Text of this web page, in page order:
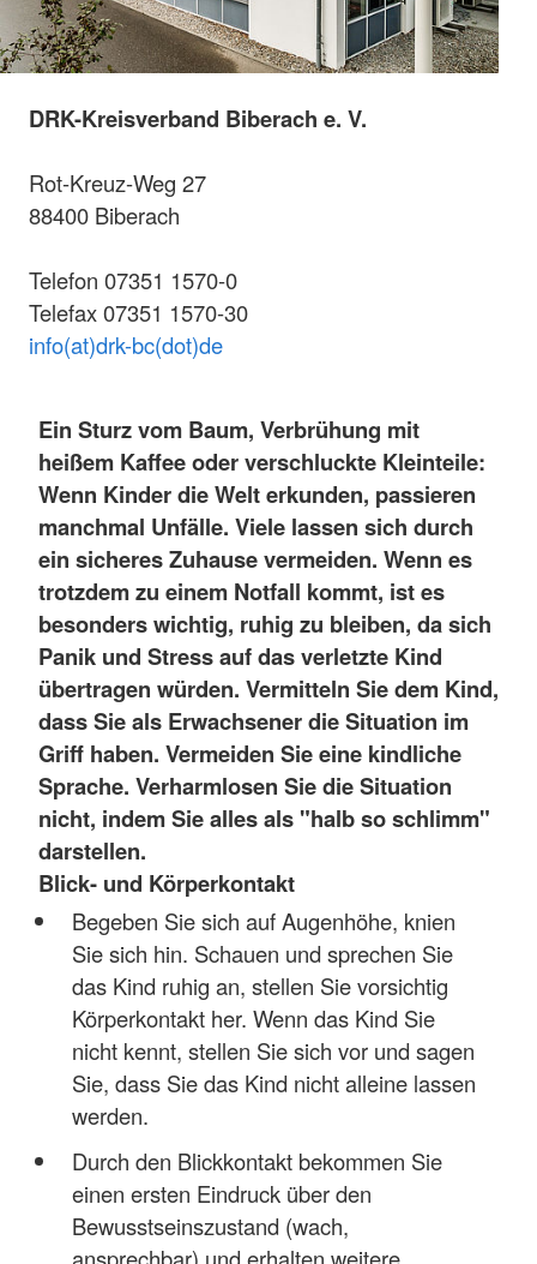
DRK-Kreisverband Biberach e. V.
Rot-Kreuz-Weg 27
88400 Biberach
Telefon 07351 1570-0
Telefax 07351 1570-30
info(at)drk-bc(dot)de
Ein Sturz vom Baum, Verbrühung mit
heißem Kaffee oder verschluckte Kleinteile:
Wenn Kinder die Welt erkunden, passieren
manchmal Unfälle. Viele lassen sich durch
ein sicheres Zuhause vermeiden. Wenn es
trotzdem zu einem Notfall kommt, ist es
besonders wichtig, ruhig zu bleiben, da sich
Panik und Stress auf das verletzte Kind
übertragen würden. Vermitteln Sie dem Kind,
dass Sie als Erwachsener die Situation im
Griff haben. Vermeiden Sie eine kindliche
Sprache. Verharmlosen Sie die Situation
nicht, indem Sie alles als "halb so schlimm"
darstellen.
Blick- und Körperkontakt
Begeben Sie sich auf Augenhöhe, knien
Sie sich hin. Schauen und sprechen Sie
das Kind ruhig an, stellen Sie vorsichtig
Körperkontakt her. Wenn das Kind Sie
nicht kennt, stellen Sie sich vor und sagen
Sie, dass Sie das Kind nicht alleine lassen
werden.
Durch den Blickkontakt bekommen Sie
einen ersten Eindruck über den
Bewusstseinszustand (wach,